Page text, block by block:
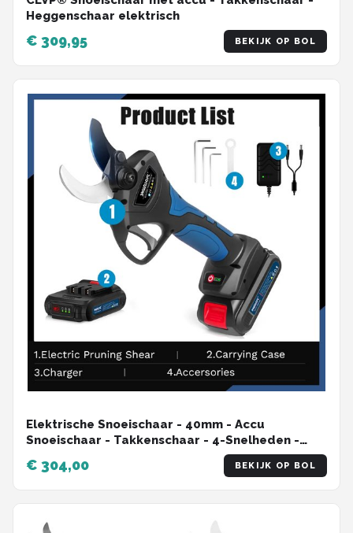
Heggenschaar elektrisch
€ 309,95 BEKIJK OP BOL
Elektrische Snoeischaar - 40mm - Accu
Snoeischaar - Takkenschaar - 4-Snelheden -
Heggenschaar - Voor Bomen - Struiken - en
Bonsai - 2 Accu - Zwart
€ 304,00 BEKIJK OP BOL